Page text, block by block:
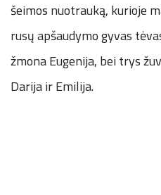
šeimos nuotrauką, kurioje
rusų apšaudymo gyvas
žmona Eugenija, bei trys
Darija ir Emilija.